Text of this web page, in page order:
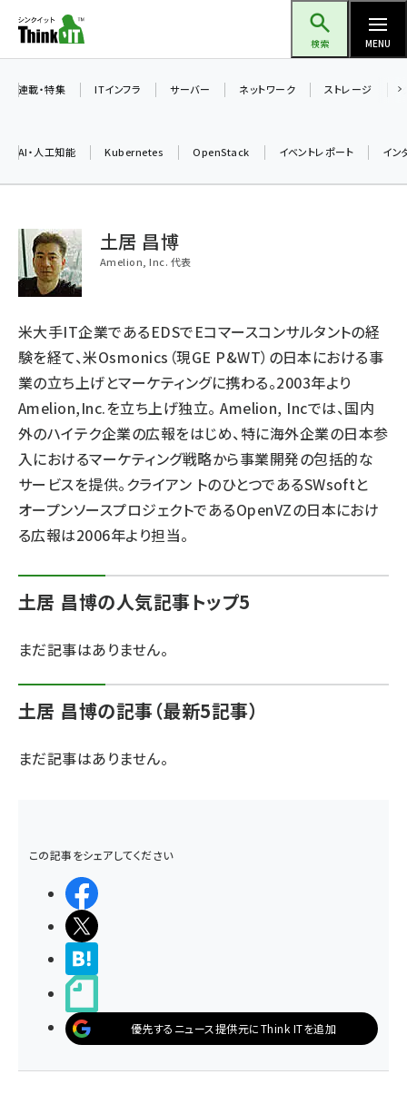
ン
ツ
検索 MENU
加藤銘のチーム貢献～仲間と築いた勝利の絆～ (2315)
iot女子会 (2281)
drupal (1956)
genai (1484)
abc123 (1360)
ai crunch (1355)
連載・特集 ITインフラ サーバー ネットワーク ストレージ
AI・人工知能 Kubernetes OpenStack イベントレポート イン
土居 昌博
Amelion, Inc. 代表
米大手IT企業であるEDSでEコマースコンサルタントの経
験を経て、米Osmonics（現GE P&WT）の日本における事
業の立ち上げとマーケティングに携わる。2003年より
Amelion,Inc.を立ち上げ独立。 Amelion, Incでは、国内
外のハイテク企業の広報をはじめ、特に海外企業の日本参
入におけるマーケティング戦略から事業開発の包括的な
サービスを提供。クライアン トのひとつであるSWsoftと
オープンソースプロジェクトであるOpenVZの日本におけ
る広報は2006年より担当。
土居 昌博の人気記事トップ5
まだ記事はありません。
土居 昌博の記事（最新5記事）
まだ記事はありません。
この記事をシェアしてください
優先するニュース提供元にThink ITを追加